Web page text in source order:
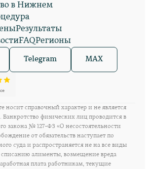
в Нижнем
Результаты
FAQРегионы
Telegram MAX
носит справочный характер и не является
физических лиц проводится в
закона № 127-ФЗ «О несостоятельности
от обязательств наступает по
суда и распространяется не на все виды
списанию алименты, возмещение вреда
плата работникам, текущие